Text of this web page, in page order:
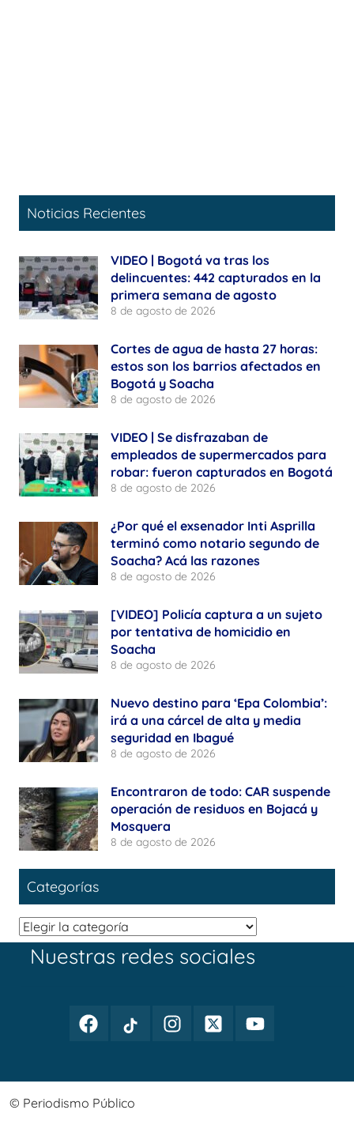
Noticias Recientes
VIDEO | Bogotá va tras los
delincuentes: 442 capturados en la
primera semana de agosto
8 de agosto de 2026
Cortes de agua de hasta 27 horas:
estos son los barrios afectados en
Bogotá y Soacha
8 de agosto de 2026
VIDEO | Se disfrazaban de
empleados de supermercados para
robar: fueron capturados en Bogotá
8 de agosto de 2026
¿Por qué el exsenador Inti Asprilla
terminó como notario segundo de
Soacha? Acá las razones
8 de agosto de 2026
[VIDEO] Policía captura a un sujeto
por tentativa de homicidio en
Soacha
8 de agosto de 2026
Nuevo destino para ‘Epa Colombia’:
irá a una cárcel de alta y media
seguridad en Ibagué
8 de agosto de 2026
Encontraron de todo: CAR suspende
operación de residuos en Bojacá y
Mosquera
8 de agosto de 2026
Categorías
Categorías
Nuestras redes sociales
Facebook
Periodismo
TikTok
Periodismo
InstagramTwitterYoutube
© Periodismo Público